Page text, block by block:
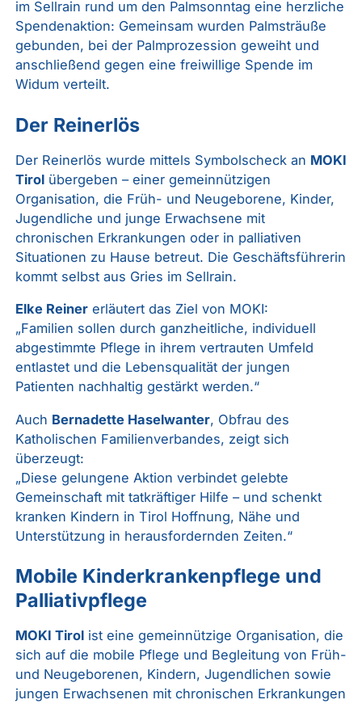
im Sellrain rund um den Palmsonntag eine herzliche
Spendenaktion: Gemeinsam wurden Palmsträuße
gebunden, bei der Palmprozession geweiht und
anschließend gegen eine freiwillige Spende im
Widum verteilt.
Der Reinerlös
Der Reinerlös wurde mittels Symbolscheck an MOKI
Tirolübergeben – einer gemeinnützigen
Organisation, die Früh- und Neugeborene, Kinder,
Jugendliche und junge Erwachsene mit
chronischen Erkrankungen oder in palliativen
Situationen zu Hause betreut. Die Geschäftsführerin
kommt selbst aus Gries im Sellrain.
Elke Reinererläutert das Ziel von MOKI:
„Familien sollen durch ganzheitliche, individuell
abgestimmte Pflege in ihrem vertrauten Umfeld
entlastet und die Lebensqualität der jungen
Patienten nachhaltig gestärkt werden.“
Auch Bernadette Haselwanter, Obfrau des
Katholischen Familienverbandes, zeigt sich
überzeugt:
„Diese gelungene Aktion verbindet gelebte
Gemeinschaft mit tatkräftiger Hilfe – und schenkt
kranken Kindern in Tirol Hoffnung, Nähe und
Unterstützung in herausfordernden Zeiten.“
Mobile Kinderkrankenpflege und
Palliativpflege
MOKI Tirolist eine gemeinnützige Organisation, die
sich auf die mobile Pflege und Begleitung von Früh-
und Neugeborenen, Kindern, Jugendlichen sowie
jungen Erwachsenen mit chronischen Erkrankungen